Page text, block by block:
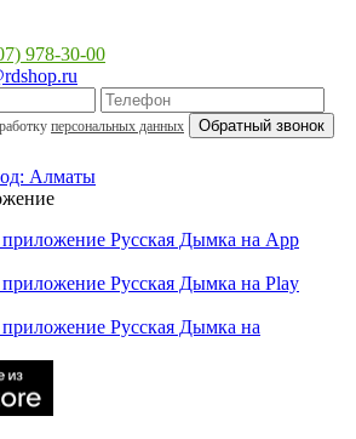
978-30-00
персональных данных
Алматы